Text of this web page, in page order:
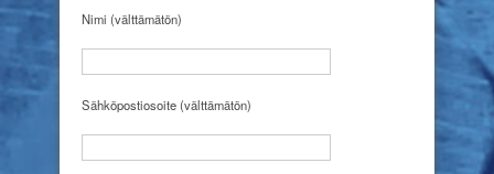
Nimi (välttämätön)
Sähköpostiosoite (välttämätön)